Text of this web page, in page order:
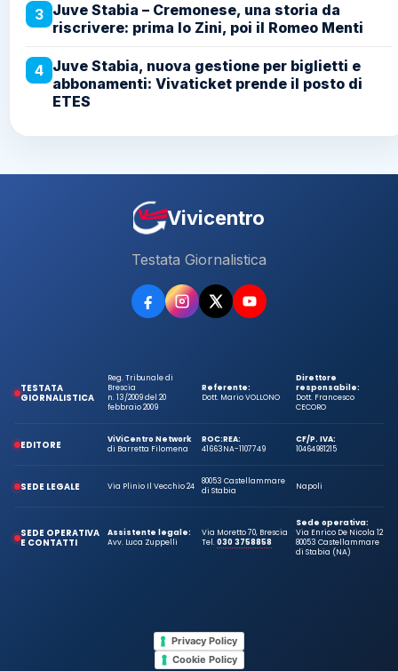
3 Juve Stabia – Cremonese, una storia da
riscrivere: prima lo Zini, poi il Romeo Menti
4 Juve Stabia, nuova gestione per biglietti e
abbonamenti: Vivaticket prende il posto di
ETES
Vivicentro
Testata Giornalistica
TESTATA
GIORNALISTICA
Reg. Tribunale di
Brescia
n. 13/2009 del 20
febbraio 2009
Referente:
Dott. Mario VOLLONO
Direttore
responsabile:
Dott. Francesco
CECORO
EDITORE
ViViCentro Network
di Barretta Filomena
ROC:
41663
REA:
NA-1107749
CF/P. IVA:
10464981215
SEDE LEGALE Via Plinio Il Vecchio 24
80053 Castellammare
di Stabia
Napoli
SEDE OPERATIVA
E CONTATTI
Assistente legale:
Avv. Luca Zuppelli
Via Moretto 70, Brescia
Tel.030 3758858
Sede operativa:
Via Enrico De Nicola 12
80053 Castellammare
di Stabia (NA)
Privacy Policy
Cookie Policy